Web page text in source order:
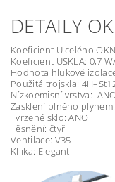
DETAILY
Koeficient U celého
Koeficient USKLA: 0,7
Hodnota hlukové
Použitá trojskla:
Nízkoemisní vrstva: ANO
Zasklení plněno
Tvrzené sklo: ANO
Těsnění: čtyři
Ventilace: V35
Kllika: Elegant